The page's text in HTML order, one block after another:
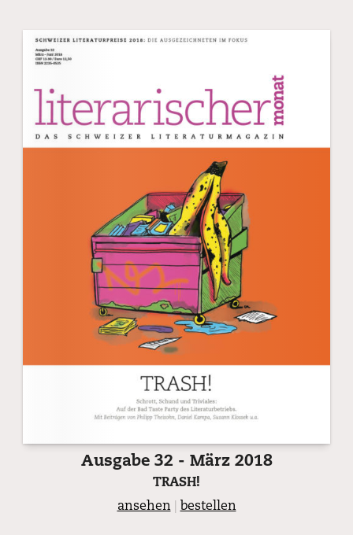
Ausgabe 32 - März 2018
TRASH!
ansehen
bestellen